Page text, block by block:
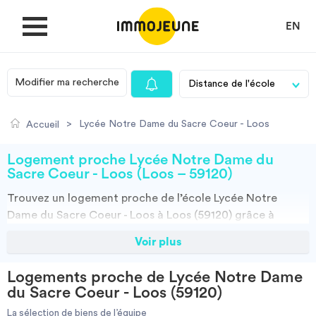
EN
MON COMPTE
Je cherche un logement
Villes
Modifier ma recherche
Accueil > Lycée Notre Dame du Sacre Coeur - Loos
Logement proche Lycée Notre Dame du
Sacre Coeur - Loos (Loos – 59120)
Trouvez un logement proche de l’école Lycée Notre
Dame du Sacre Coeur - Loos à Loos (59120) grâce à
Découvrez nos milliers d’offres de locations proches de
étudiantes, locations par particuliers, par agences et
colocations. Vous avez tous les choix.
Voir plus
Logements proche de Lycée Notre Dame
du Sacre Coeur - Loos (59120)
La sélection de biens de l’équipe